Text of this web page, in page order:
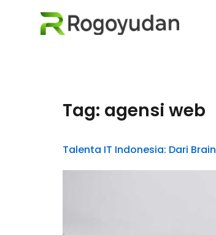
Tag: agensi web
Talenta IT Indonesia: Dari